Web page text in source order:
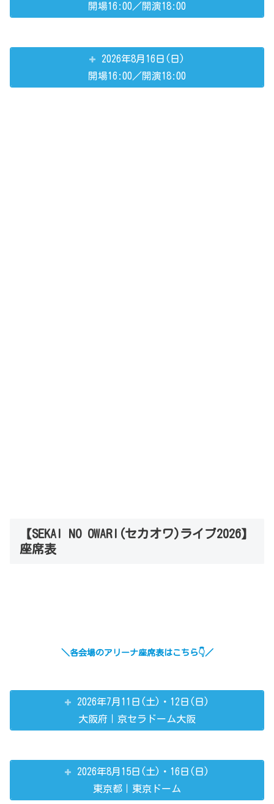
開場16:00／開演18:00
2026年8月16日(日)
開場16:00／開演18:00
【SEKAI NO OWARI(セカオワ)ライブ2026】
座席表
＼各会場のアリーナ座席表はこちら👇／
2026年7月11日(土)・12日(日)
大阪府｜京セラドーム大阪
2026年8月15日(土)・16日(日)
東京都｜東京ドーム